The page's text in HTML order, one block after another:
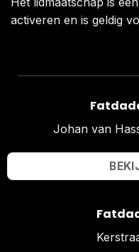
activeren en is geldig
Johan van